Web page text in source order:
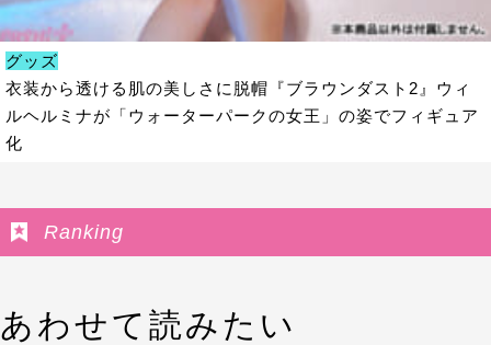
グッズ
衣装から透ける肌の美しさに脱帽『ブラウンダスト2』ウィ
ルヘルミナが「ウォーターパークの女王」の姿でフィギュア
化
Ranking
あわせて読みたい